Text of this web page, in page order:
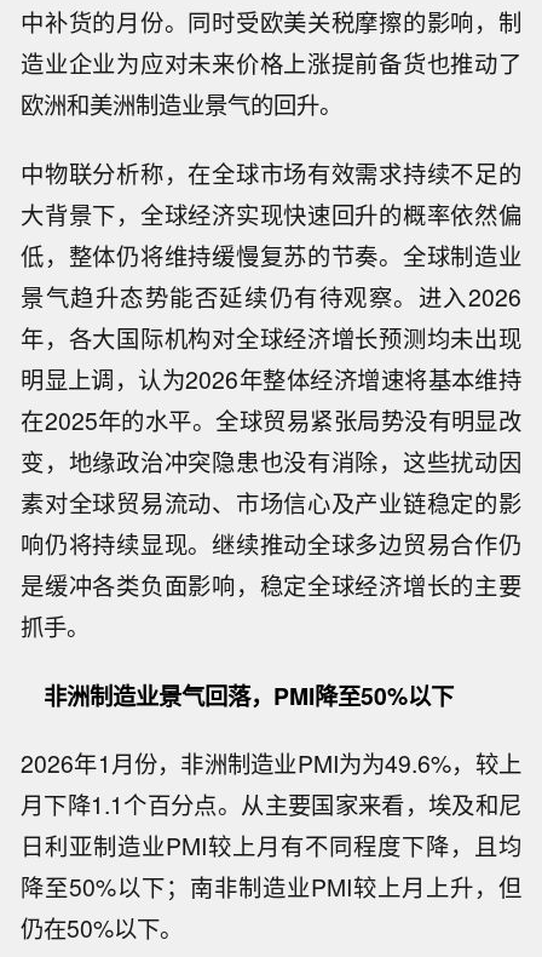
中补货的月份。同时受欧美关税摩擦的影响，制
造业企业为应对未来价格上涨提前备货也推动了
欧洲和美洲制造业景气的回升。
中物联分析称，在全球市场有效需求持续不足的
大背景下，全球经济实现快速回升的概率依然偏
低，整体仍将维持缓慢复苏的节奏。全球制造业
景气趋升态势能否延续仍有待观察。进入2026
年，各大国际机构对全球经济增长预测均未出现
明显上调，认为2026年整体经济增速将基本维持
在2025年的水平。全球贸易紧张局势没有明显改
变，地缘政治冲突隐患也没有消除，这些扰动因
素对全球贸易流动、市场信心及产业链稳定的影
响仍将持续显现。继续推动全球多边贸易合作仍
是缓冲各类负面影响，稳定全球经济增长的主要
抓手。
非洲制造业景气回落，PMI降至50%以下
2026年1月份，非洲制造业PMI为为49.6%，较上
月下降1.1个百分点。从主要国家来看，埃及和尼
日利亚制造业PMI较上月有不同程度下降，且均
降至50%以下；南非制造业PMI较上月上升，但
仍在50%以下。